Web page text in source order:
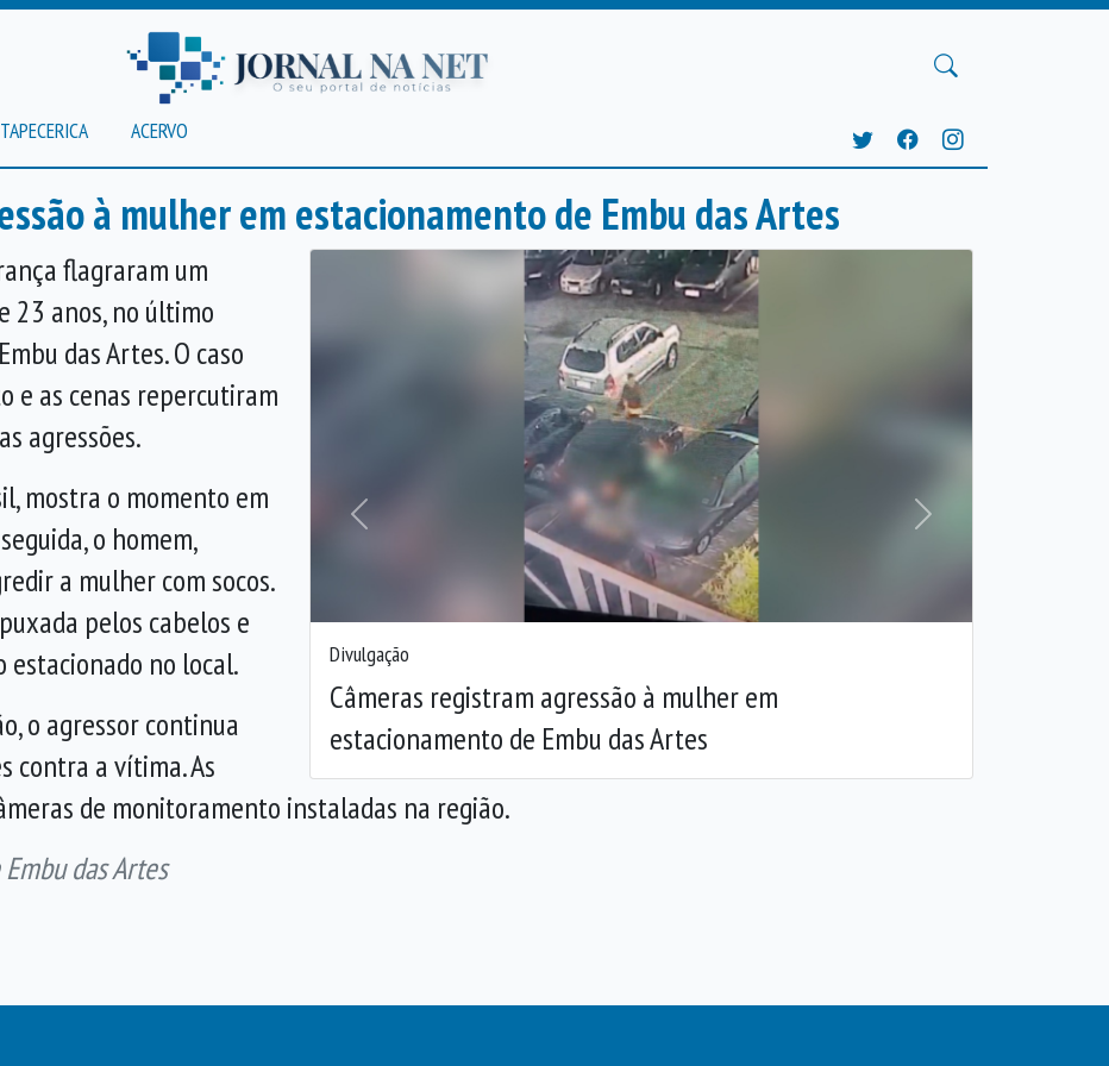
ACERVO
à mulher em estacionamento de Embu das Artes
Divulgação
Câmeras registram agressão à mulher em
estacionamento de Embu das Artes
Anterior Próxima
flagraram um
23 anos, no último
Embu das Artes. O caso
e as cenas repercutiram
agressões.
mostra o momento em
o homem,
a mulher com socos.
pelos cabelos e
no local.
o agressor continua
contra a vítima. As
de monitoramento instaladas na região.
das Artes